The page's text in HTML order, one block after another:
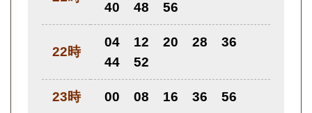
40
48 56
22時
04 12 20 28
36
44
52
23時 00 08 16 36 56